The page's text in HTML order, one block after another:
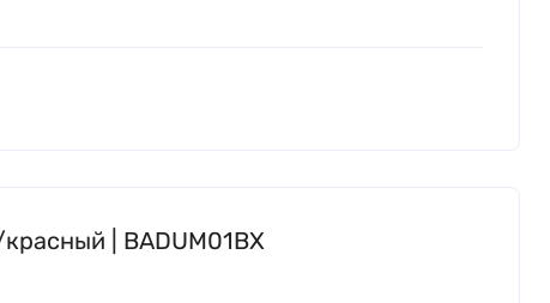
| BADUM01BX